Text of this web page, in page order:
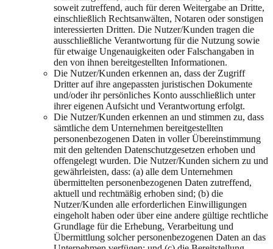
soweit zutreffend, auch für deren Weitergabe an Dritte,
einschließlich Rechtsanwälten, Notaren oder sonstigen
interessierten Dritten. Die Nutzer/Kunden tragen die
ausschließliche Verantwortung für die Nutzung sowie
für etwaige Ungenauigkeiten oder Falschangaben in
den von ihnen bereitgestellten Informationen.
Die Nutzer/Kunden erkennen an, dass der Zugriff
Dritter auf ihre angepassten juristischen Dokumente
und/oder ihr persönliches Konto ausschließlich unter
ihrer eigenen Aufsicht und Verantwortung erfolgt.
Die Nutzer/Kunden erkennen an und stimmen zu, dass
sämtliche dem Unternehmen bereitgestellten
personenbezogenen Daten in voller Übereinstimmung
mit den geltenden Datenschutzgesetzen erhoben und
offengelegt wurden. Die Nutzer/Kunden sichern zu und
gewährleisten, dass: (a) alle dem Unternehmen
übermittelten personenbezogenen Daten zutreffend,
aktuell und rechtmäßig erhoben sind; (b) die
Nutzer/Kunden alle erforderlichen Einwilligungen
eingeholt haben oder über eine andere gültige rechtliche
Grundlage für die Erhebung, Verarbeitung und
Übermittlung solcher personenbezogenen Daten an das